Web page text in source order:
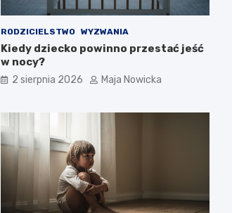
RODZICIELSTWO WYZWANIA
Kiedy dziecko powinno przestać jeść
w nocy?
2 sierpnia 2026 Maja Nowicka